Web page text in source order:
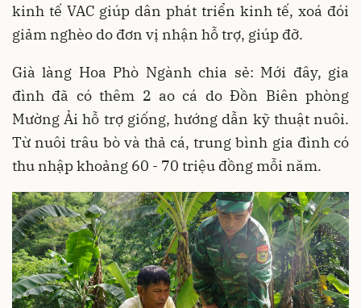
kinh tế VAC giúp dân phát triển kinh tế, xoá đói
giảm nghèo do đơn vị nhận hỗ trợ, giúp đỡ.
Già làng Hoa Phò Ngành chia sẻ: Mới đây, gia
đình đã có thêm 2 ao cá do Đồn Biên phòng
Mường Ải hỗ trợ giống, hướng dẫn kỹ thuật nuôi.
Từ nuôi trâu bò và thả cá, trung bình gia đình có
thu nhập khoảng 60 - 70 triệu đồng mỗi năm.